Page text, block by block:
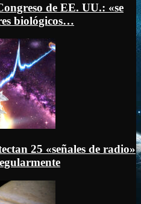
de EE. UU.: «se
biológicos…
25 «señales de radio»